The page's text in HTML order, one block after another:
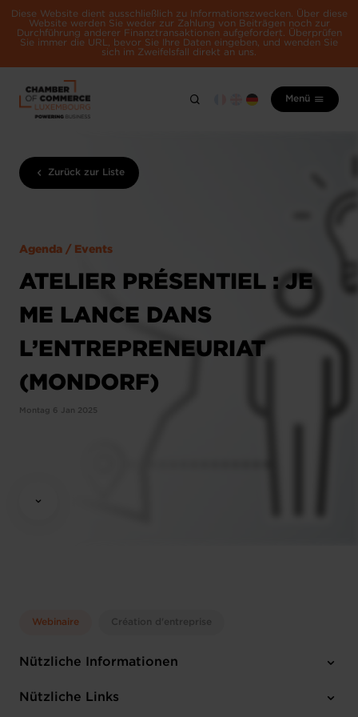
Diese Website dient ausschließlich zu Informationszwecken. Über diese
Website werden Sie weder zur Zahlung von Beiträgen noch zur
Durchführung anderer Finanztransaktionen aufgefordert. Überprüfen
Sie immer die URL, bevor Sie Ihre Daten eingeben, und wenden Sie
sich im Zweifelsfall direkt an uns.
Menü
Zurück zur Liste
Agenda / Events
ATELIER PRÉSENTIEL : JE
ME LANCE DANS
L’ENTREPRENEURIAT
(MONDORF)
Montag 6 Jan 2025
Webinaire Création d'entreprise
Nützliche Informationen
Montag 6 Jan 2025
Nützliche Links